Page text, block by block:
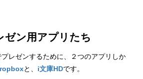
ゼン用アプリたち
レゼンするために、２つのアプリしか
と、 i文庫HDです。